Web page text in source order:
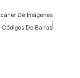
De Imágenes
Códigos De Barras